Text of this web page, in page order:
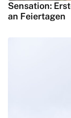
Sensation:
an Feiertagen